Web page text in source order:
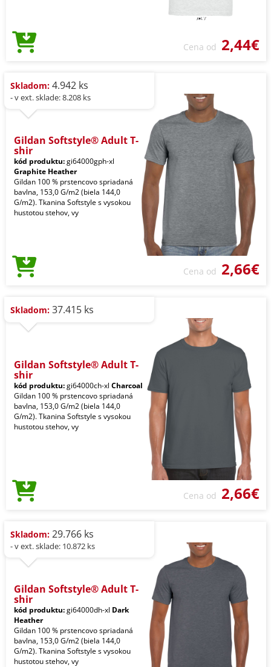
Cena od 2,44€
Skladom: 4.942 ks
- v ext. sklade: 8.208 ks
Gildan Softstyle® Adult T-
shir
kód produktu:gi64000gph-xl
Graphite Heather
Gildan 100 % prstencovo spriadaná
bavlna, 153,0 G/m2 (biela 144,0
G/m2). Tkanina Softstyle s vysokou
hustotou stehov, vy
Cena od 2,66€
Skladom: 37.415 ks
Gildan Softstyle® Adult T-
shir
kód produktu:gi64000ch-xl Charcoal
Gildan 100 % prstencovo spriadaná
bavlna, 153,0 G/m2 (biela 144,0
G/m2). Tkanina Softstyle s vysokou
hustotou stehov, vy
Cena od 2,66€
Skladom: 29.766 ks
- v ext. sklade: 10.872 ks
Gildan Softstyle® Adult T-
shir
kód produktu:gi64000dh-xl Dark
Heather
Gildan 100 % prstencovo spriadaná
bavlna, 153,0 G/m2 (biela 144,0
G/m2). Tkanina Softstyle s vysokou
hustotou stehov, vy